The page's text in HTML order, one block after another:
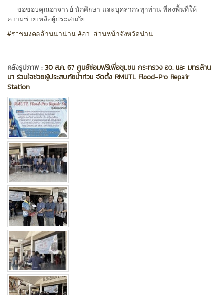
ขอขอบคุณอาจารย์ นักศึกษา และบุคลากรทุกท่าน ที่ลงพื้นที่ให้
ความช่วยเหลือผู้ประสบภัย
#ราชมงคลล้านนาน่าน #อว_ส่วนหน้าจังหวัดน่าน
คลังรูปภาพ :30 ส.ค. 67 ศูนย์ซ่อมฟรีเพื่อชุมชน กระทรวง อว. และ มทร.ล้าน
นา ร่วมใจช่วยผู้ประสบภัยน้ำท่วม จัดตั้ง RMUTL Flood-Pro Repair
Station